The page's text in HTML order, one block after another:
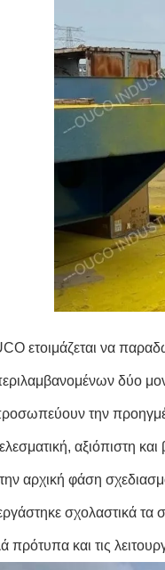
ετοιμάζεται να
δύο
την
αξιόπιστη και
αρχική φάση
σχολαστικά τα
πρότυπα και τις